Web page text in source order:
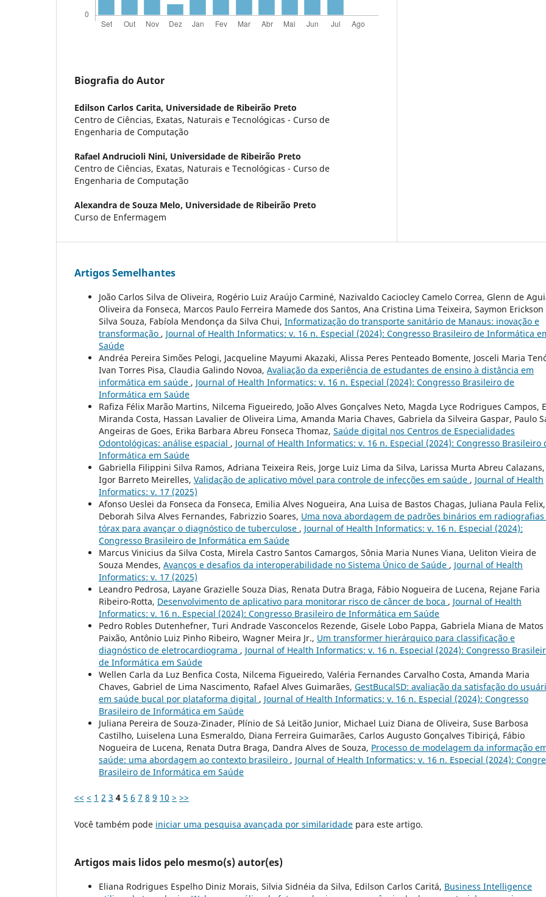
Biografia do Autor
Edilson Carlos Carita, Universidade de Ribeirão Preto
Centro de Ciências, Exatas, Naturais e Tecnológicas - Curso de
Engenharia de Computação
Rafael Andrucioli Nini, Universidade de Ribeirão Preto
Centro de Ciências, Exatas, Naturais e Tecnológicas - Curso de
Engenharia de Computação
Alexandra de Souza Melo, Universidade de Ribeirão Preto
Curso de Enfermagem
Artigos Semelhantes
João Carlos Silva de Oliveira, Rogério Luiz Araújo Carminé, Nazivaldo Caciocley Camelo Correa, Glenn de
Oliveira da Fonseca, Marcos Paulo Ferreira Mamede dos Santos, Ana Cristina Lima Teixeira, Saymon Erickson
Silva Souza, Fabíola Mendonça da Silva Chui, Informatização do transporte sanitário de Manaus: inovação e
transformação , Journal of Health Informatics: v. 16 n. Especial (2024): Congresso Brasileiro de Informática
Saúde
Andréa Pereira Simões Pelogi, Jacqueline Mayumi Akazaki, Alissa Peres Penteado Bomente, Josceli Maria
Ivan Torres Pisa, Claudia Galindo Novoa, Avaliação da experiência de estudantes de ensino à distância em
informática em saúde , Journal of Health Informatics: v. 16 n. Especial (2024): Congresso Brasileiro de
Informática em Saúde
Rafiza Félix Marão Martins, Nilcema Figueiredo, João Alves Gonçalves Neto, Magda Lyce Rodrigues Campos,
Miranda Costa, Hassan Lavalier de Oliveira Lima, Amanda Maria Chaves, Gabriela da Silveira Gaspar, Paulo
Angeiras de Goes, Erika Barbara Abreu Fonseca Thomaz, Saúde digital nos Centros de Especialidades
Odontológicas: análise espacial , Journal of Health Informatics: v. 16 n. Especial (2024): Congresso Brasileiro
Informática em Saúde
Gabriella Filippini Silva Ramos, Adriana Teixeira Reis, Jorge Luiz Lima da Silva, Larissa Murta Abreu Calazans,
Igor Barreto Meirelles, Validação de aplicativo móvel para controle de infecções em saúde , Journal of Health
Informatics: v. 17 (2025)
Afonso Ueslei da Fonseca da Fonseca, Emilia Alves Nogueira, Ana Luisa de Bastos Chagas, Juliana Paula Felix,
Deborah Silva Alves Fernandes, Fabrizzio Soares, Uma nova abordagem de padrões binários em
tórax para avançar o diagnóstico de tuberculose , Journal of Health Informatics: v. 16 n. Especial (2024):
Congresso Brasileiro de Informática em Saúde
Marcus Vinicius da Silva Costa, Mirela Castro Santos Camargos, Sônia Maria Nunes Viana, Ueliton Vieira de
Souza Mendes, Avanços e desafios da interoperabilidade no Sistema Único de Saúde , Journal of Health
Informatics: v. 17 (2025)
Leandro Pedrosa, Layane Grazielle Souza Dias, Renata Dutra Braga, Fábio Nogueira de Lucena, Rejane Faria
Ribeiro-Rotta, Desenvolvimento de aplicativo para monitorar risco de câncer de boca , Journal of Health
Informatics: v. 16 n. Especial (2024): Congresso Brasileiro de Informática em Saúde
Pedro Robles Dutenhefner, Turi Andrade Vasconcelos Rezende, Gisele Lobo Pappa, Gabriela Miana de Matos
Paixão, Antônio Luiz Pinho Ribeiro, Wagner Meira Jr., Um transformer hierárquico para classificação e
diagnóstico de eletrocardiograma , Journal of Health Informatics: v. 16 n. Especial (2024): Congresso
de Informática em Saúde
Wellen Carla da Luz Benfica Costa, Nilcema Figueiredo, Valéria Fernandes Carvalho Costa, Amanda Maria
Chaves, Gabriel de Lima Nascimento, Rafael Alves Guimarães, GestBucalSD: avaliação da satisfação do
em saúde bucal por plataforma digital , Journal of Health Informatics: v. 16 n. Especial (2024): Congresso
Brasileiro de Informática em Saúde
Juliana Pereira de Souza-Zinader, Plínio de Sá Leitão Junior, Michael Luiz Diana de Oliveira, Suse Barbosa
Castilho, Luiselena Luna Esmeraldo, Diana Ferreira Guimarães, Carlos Augusto Gonçalves Tibiriçá, Fábio
Nogueira de Lucena, Renata Dutra Braga, Dandra Alves de Souza, Processo de modelagem da informação
saúde: uma abordagem ao contexto brasileiro , Journal of Health Informatics: v. 16 n. Especial (2024):
Brasileiro de Informática em Saúde
<< < 1 2 3 4 5 6 7 8 9 10 > >>
Você também pode iniciar uma pesquisa avançada por similaridade para este artigo.
Artigos mais lidos pelo mesmo(s) autor(es)
Eliana Rodrigues Espelho Diniz Morais, Silvia Sidnéia da Silva, Edilson Carlos Caritá, Business Intelligence